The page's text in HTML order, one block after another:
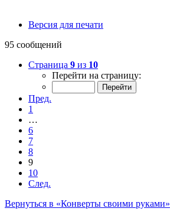
Версия для печати
95 сообщений
Страница 9 из 10
Перейти на страницу:
Пред.
1
…
6
7
8
9
10
След.
Вернуться в «Конверты своими руками»